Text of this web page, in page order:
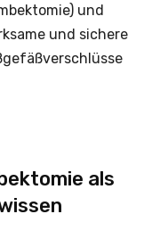
und
und sichere
als